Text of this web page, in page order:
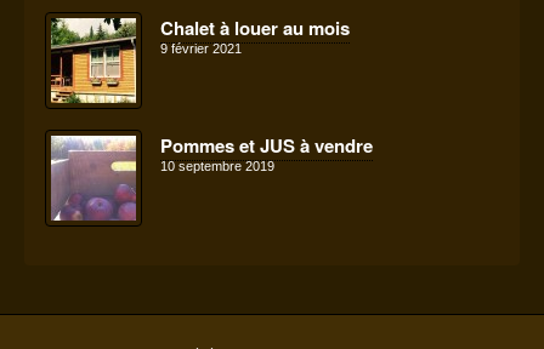
Chalet à louer au mois
9 février 2021
Pommes et JUS à vendre
10 septembre 2019